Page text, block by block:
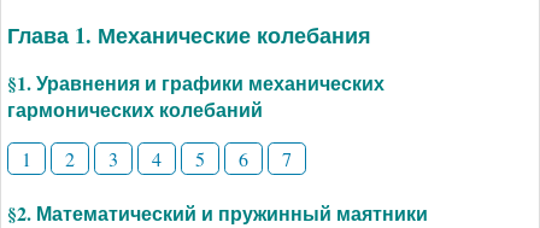
Глава 1. Механические колебания
§1. Уравнения и графики механических
гармонических колебаний
1 2 3 4 5 6 7
§2. Математический и пружинный маятники